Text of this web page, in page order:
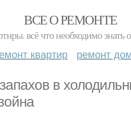
ВСЕ О РЕМОНТЕ
всё что необходимо
квартир ремонт
в